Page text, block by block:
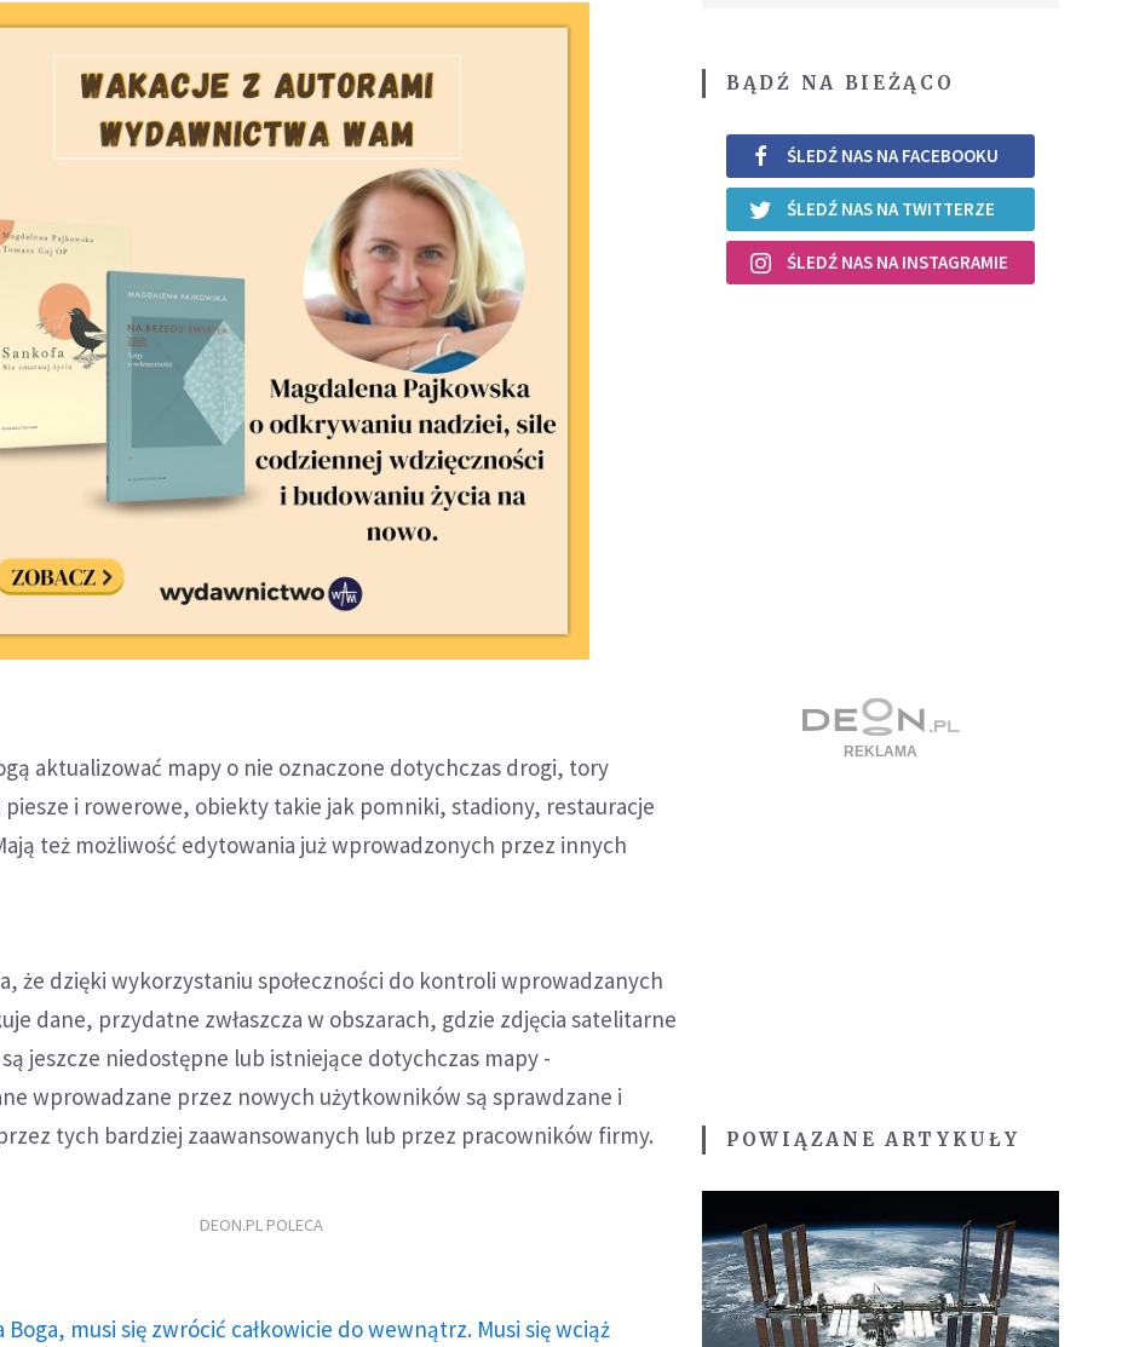
aktualizować mapy o nie oznaczone dotychczas drogi, tory
piesze i rowerowe, obiekty takie jak pomniki, stadiony, restauracje
też możliwość edytowania już wprowadzonych przez innych
że dzięki wykorzystaniu społeczności do kontroli wprowadzanych
dane, przydatne zwłaszcza w obszarach, gdzie zdjęcia satelitarne
jeszcze niedostępne lub istniejące dotychczas mapy -
wprowadzane przez nowych użytkowników są sprawdzane i
tych bardziej zaawansowanych lub przez pracowników firmy.
DEON.PL POLECA
Boga, musi się zwrócić całkowicie do wewnątrz. Musi się wciąż
BĄDŹ NA BIEŻĄCO
ŚLEDŹ NAS NA FACEBOOKU
ŚLEDŹ NAS NA TWITTERZE
ŚLEDŹ NAS NA INSTAGRAMIE
POWIĄZANE ARTYKUŁY